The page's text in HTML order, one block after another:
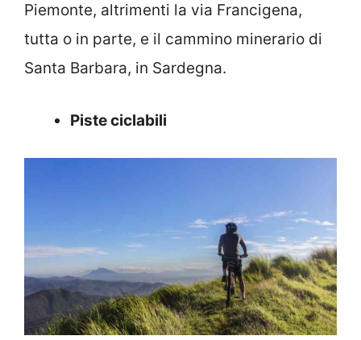
Piemonte, altrimenti la via Francigena,
tutta o in parte, e il cammino minerario di
Santa Barbara, in Sardegna.
Piste ciclabili